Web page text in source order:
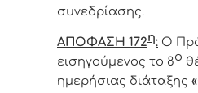
συνεδρίασης.
ΑΠΟΦΑΣΗ 172η: Ο
εισηγούμενος το 8ο
ημερήσιας διάταξης «